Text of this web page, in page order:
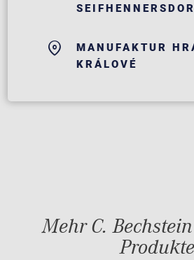
MANUFAKTUR
KRÁLOVÉ
Mehr C.
Produkte